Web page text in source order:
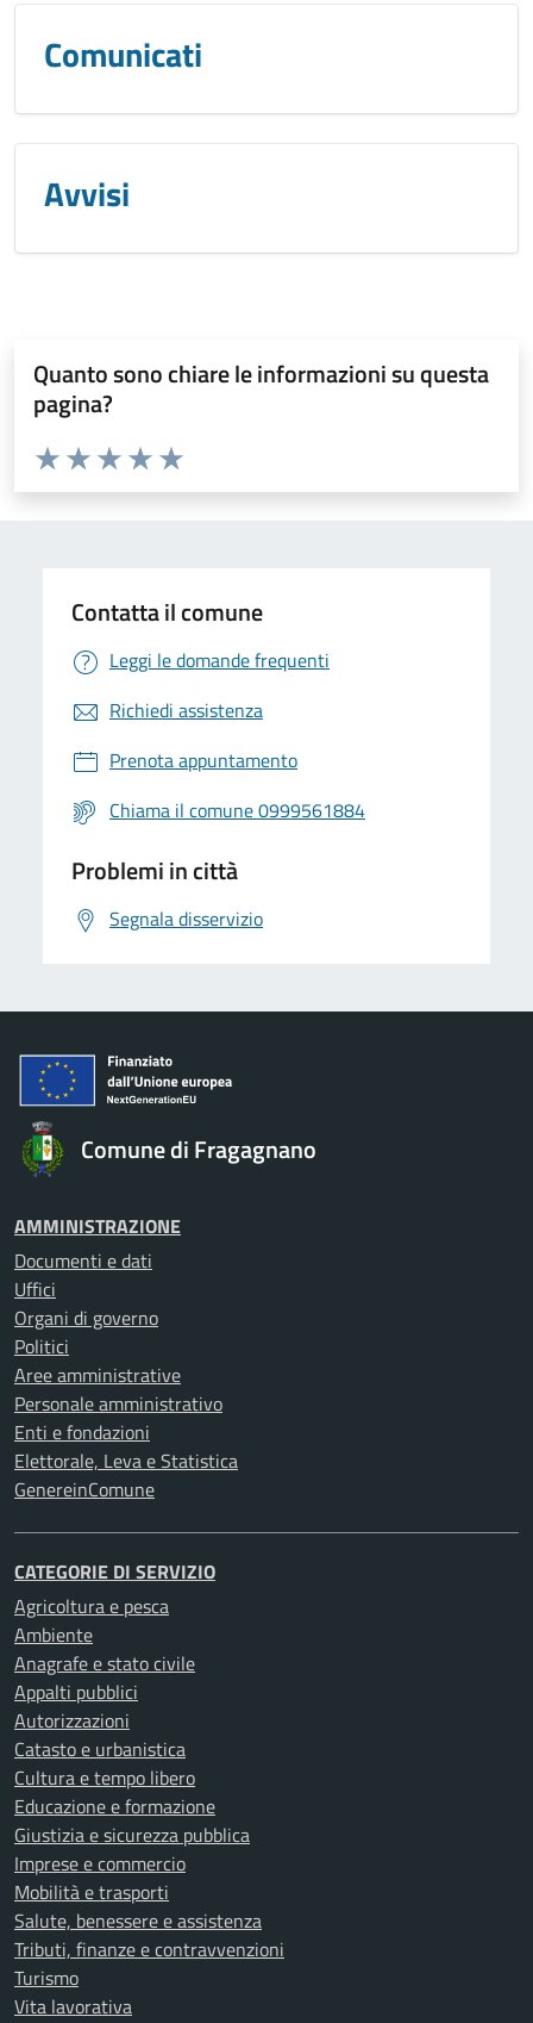
Comunicati
Avvisi
Quanto sono chiare le informazioni su questa
pagina?
Valuta da 1 a 5 stelle la pagina
Valuta 5 stelle su 5
Valuta 4 stelle su 5
Valuta 3 stelle su 5
Valuta 2 stelle su 5
Valuta 1 stelle su 5
Contatta il comune
Leggi le domande frequenti
Richiedi assistenza
Prenota appuntamento
Chiama il comune 0999561884
Problemi in città
Segnala disservizio
Comune di Fragagnano
AMMINISTRAZIONE
Documenti e dati
Uffici
Organi di governo
Politici
Aree amministrative
Personale amministrativo
Enti e fondazioni
Elettorale, Leva e Statistica
GenereinComune
CATEGORIE DI SERVIZIO
Agricoltura e pesca
Ambiente
Anagrafe e stato civile
Appalti pubblici
Autorizzazioni
Catasto e urbanistica
Cultura e tempo libero
Educazione e formazione
Giustizia e sicurezza pubblica
Imprese e commercio
Mobilità e trasporti
Salute, benessere e assistenza
Tributi, finanze e contravvenzioni
Turismo
Vita lavorativa